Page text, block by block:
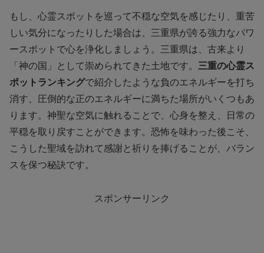
もし、心霊スポットを巡って不穏な空気を感じたり、重苦
しい気分になったりした場合は、三重県が誇る強力なパワ
ースポットで心を浄化しましょう。三重県は、古来より
「神の国」として崇められてきた土地です。 三重の心霊ス
ポットランキングで紹介したような負のエネルギーを打ち
消す、圧倒的な正のエネルギーに満ちた場所がいくつもあ
ります。神聖な空気に触れることで、心身を整え、日常の
平穏を取り戻すことができます。恐怖を味わった後こそ、
こうした聖域を訪れて感謝と祈りを捧げることが、バラン
スを保つ秘訣です。
スポンサーリンク